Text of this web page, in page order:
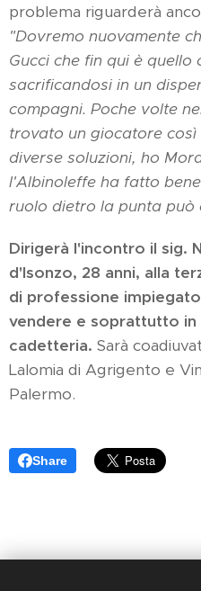
problema riguarderà
"Dovremo nuovamente
Gucci che fin qui è
sacrificandosi in un
compagni. Poche volte
trovato un giocatore così
diverse soluzioni, ho
l'Albinoleffe ha fatto
ruolo dietro la punta può
Dirigerà l'incontro il sig.
d'Isonzo, 28 anni, alla
di professione
vendere e soprattutto in
cadetteria. Sarà
Lalomia di Agrigento e
Palermo.
Share